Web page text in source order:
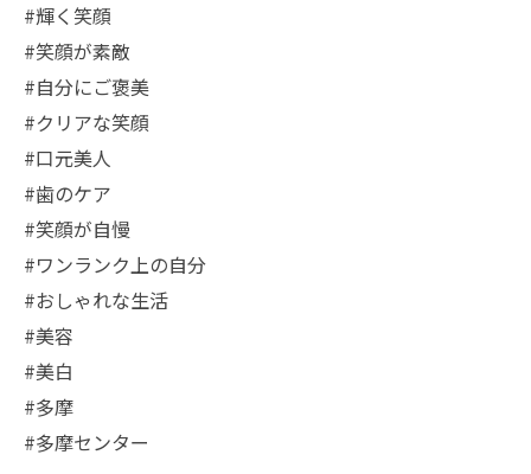
#輝く笑顔
#笑顔が素敵
#自分にご褒美
#クリアな笑顔
#口元美人
#歯のケア
#笑顔が自慢
#ワンランク上の自分
#おしゃれな生活
#美容
#美白
#多摩
#多摩センター